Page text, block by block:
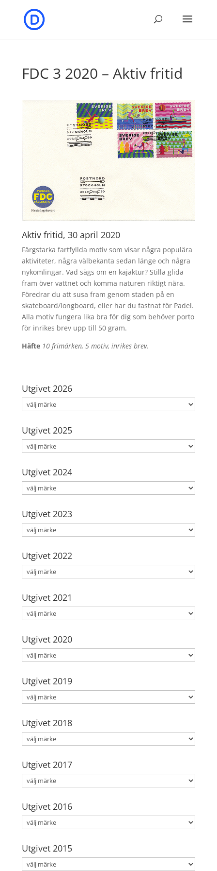
FDC 3 2020 – Aktiv fritid
Aktiv fritid, 30 april 2020
Färgstarka fartfyllda motiv som visar några populära
aktiviteter, några välbekanta sedan länge och några
nykomlingar. Vad sägs om en kajaktur? Stilla glida
fram över vattnet och komma naturen riktigt nära.
Föredrar du att susa fram genom staden på en
skateboard/longboard, eller har du fastnat för Padel.
Alla motiv fungera lika bra för dig som behöver porto
för inrikes brev upp till 50 gram.
Häfte 10 frimärken, 5 motiv, inrikes brev.
Utgivet 2026
Utgivet 2025
Utgivet 2024
Utgivet 2023
Utgivet 2022
Utgivet 2021
Utgivet 2020
Utgivet 2019
Utgivet 2018
Utgivet 2017
Utgivet 2016
Utgivet 2015